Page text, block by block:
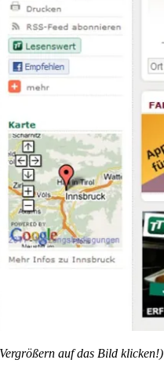
auf das Bild klicken!)